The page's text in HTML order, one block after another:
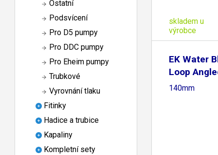
Ostatní
Podsvícení
Pro D5 pumpy
Pro DDC pumpy
Pro Eheim pumpy
Trubkové
Vyrovnání tlaku
Fitinky
Hadice a trubice
Kapaliny
Kompletní sety
skladem u
výrobce
EK Water
Loop
140mm